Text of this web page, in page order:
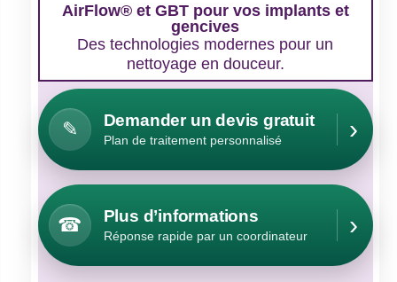
AirFlow® et GBT pour vos implants et
gencives
Des technologies modernes pour un
nettoyage en douceur.
✎ Demander un devis gratuit
Plan de traitement personnalisé ›
☎ Plus d’informations
Réponse rapide par un coordinateur ›